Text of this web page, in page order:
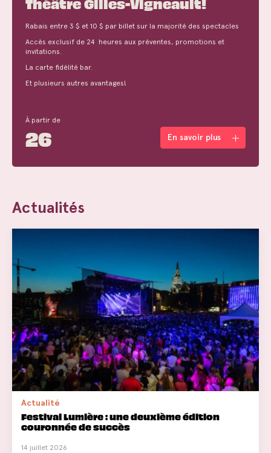
Rabais entre 3 $ et 10 $ par billet sur la majorité des spectacles
Accès exclusif de 24 heures aux préventes, promotions et
invitations.
La carte fidélité bar.
Et plusieurs autres avantages!
À partir de
26 En savoir plus
Actualités
Actualité
Festival Lumière : une deuxième édition
couronnée de succès
14 juillet 2026